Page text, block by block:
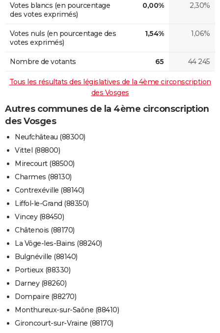
Votes blancs (en pourcentage
des votes exprimés)
0,00% 2,30%
Votes nuls (en pourcentage des
votes exprimés)
1,54% 1,06%
Nombre de votants 65 44 245
Tous les résultats des législatives de la 4ème circonscription
des Vosges
Autres communes de la 4ème circonscription
des Vosges
Neufchâteau (88300)
Vittel (88800)
Mirecourt (88500)
Charmes (88130)
Contrexéville (88140)
Liffol-le-Grand (88350)
Vincey (88450)
Châtenois (88170)
La Vôge-les-Bains (88240)
Bulgnéville (88140)
Portieux (88330)
Darney (88260)
Dompaire (88270)
Monthureux-sur-Saône (88410)
Gironcourt-sur-Vraine (88170)